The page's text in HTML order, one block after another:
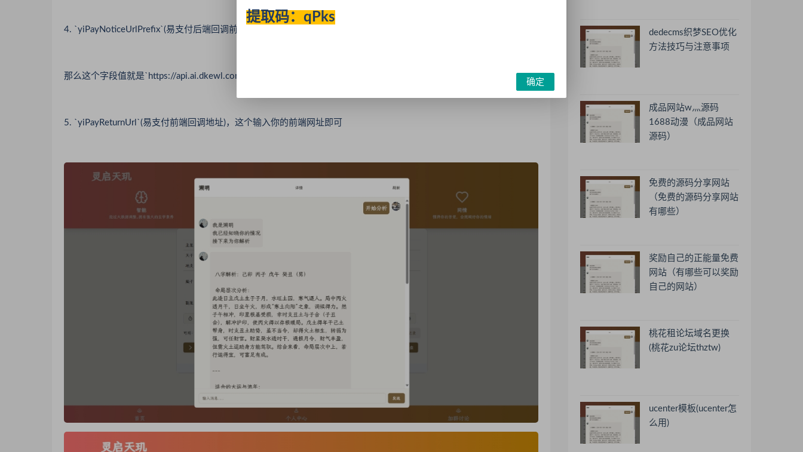
4. `yiPayNoticeUrlPrefix`(易支付后端回调前缀)，比如说你的后端API域名是`https://api.ai.dkewl.com`,
那么这个字段值就是`https://api.ai.dkewl.com`，不要带最后的`/`
5. `yiPayReturnUrl`(易支付前端回调地址)，这个输入你的前端网址即可
dedecms织梦SEO优化
方法技巧与注意事项
成品网站w灬源码
1688动漫（成品网站
源码）
免费的源码分享网站
（免费的源码分享网站
有哪些）
奖励自己的正能量免费
网站（有哪些可以奖励
自己的网站）
桃花租论坛域名更换
(桃花zu论坛thztw)
ucenter模板(ucenter怎
么用)
提取码：qPks
确定